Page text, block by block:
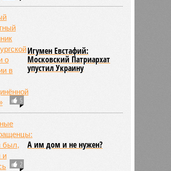
5
Игумен Евстафий:
Московский Патриархат
упустил Украину
2
А им дом и не нужен?